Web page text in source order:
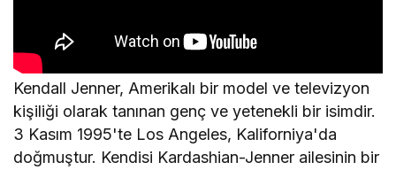
Kendall Jenner, Amerikalı bir model ve televizyon
kişiliği olarak tanınan genç ve yetenekli bir isimdir.
3 Kasım 1995'te Los Angeles, Kaliforniya'da
doğmuştur. Kendisi Kardashian-Jenner ailesinin bir